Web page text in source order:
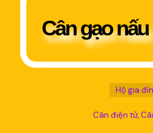
Cân gạo
Hộ gia
Cân điện tử